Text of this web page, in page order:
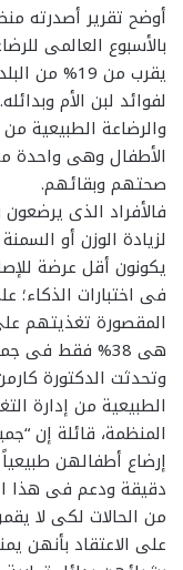
أوضح تقرير أصدرته
يقرب من
لفوائد لبن الأم وبدائله.
والرضاعة الطبيعية
الأطفال وهى واحدة
صحتهم وبقائهم.
فالأفراد الذى
لزيادة الوزن أو
يكونون أقل عرضة
فى اختبارات الذكاء؛
المقصورة تغذيتهم
هى 38% فقط فى جميع أنحاء العالم.
وتحدثت الدكتورة
الطبيعية من إدارة
المنظمة، قائلة إن
إرضاع أطفالهن
دقيقة ودعم فى هذا
من الحالات لكى لا
على الاعتقاد بأنهن